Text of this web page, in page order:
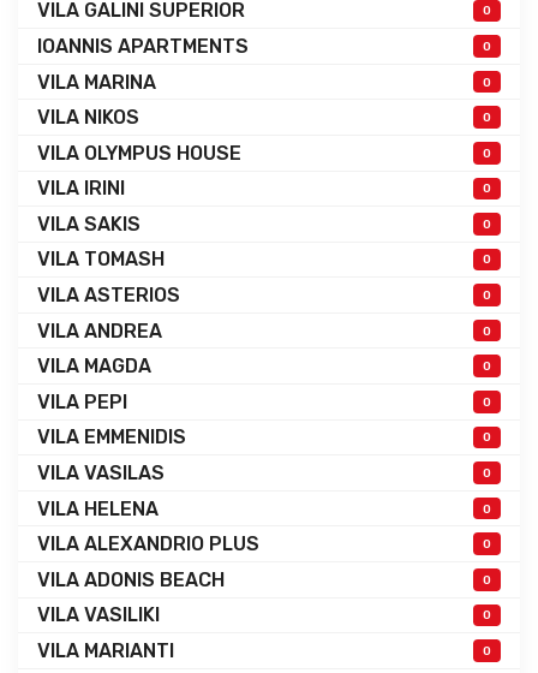
VILA GALINI SUPERIOR 0
IOANNIS APARTMENTS 0
VILA MARINA 0
VILA NIKOS 0
VILA OLYMPUS HOUSE 0
VILA IRINI 0
VILA SAKIS 0
VILA TOMASH 0
VILA ASTERIOS 0
VILA ANDREA 0
VILA MAGDA 0
VILA PEPI 0
VILA EMMENIDIS 0
VILA VASILAS 0
VILA HELENA 0
VILA ALEXANDRIO PLUS 0
VILA ADONIS BEACH 0
VILA VASILIKI 0
VILA MARIANTI 0